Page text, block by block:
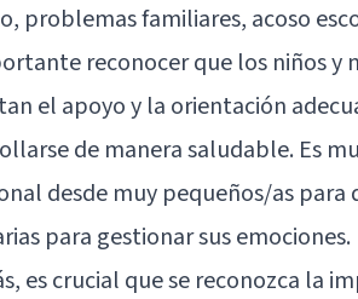
problemas familiares, acoso
reconocer que los niños y
el apoyo y la orientación
de manera saludable. Es
desde muy pequeños/as
para gestionar sus emociones.
es crucial que se reconozca la